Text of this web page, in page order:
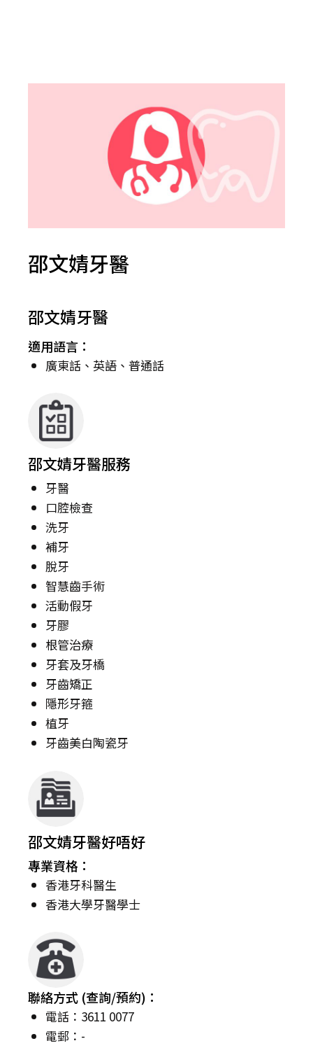
邵文婧牙醫
邵文婧牙醫
適用語言：
廣東話、英語、普通話
邵文婧牙醫服務
牙醫
口腔檢查
洗牙
補牙
脫牙
智慧齒手術
活動假牙
牙膠
根管治療
牙套及牙橋
牙齒矯正
隱形牙箍
植牙
牙齒美白陶瓷牙
邵文婧牙醫好唔好
專業資格：
香港牙科醫生
香港大學牙醫學士
聯絡方式 (查詢/預約)：
電話：3611 0077
電郵：-